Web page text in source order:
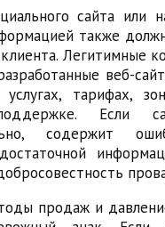
сайта или
также
Легитимные
веб-
тарифах,
Если
содержит
продаж и